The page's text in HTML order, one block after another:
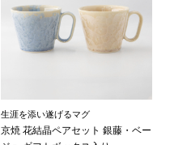
生涯を添い遂げるマグ
京焼 花結晶ペアセット 銀藤・ベー